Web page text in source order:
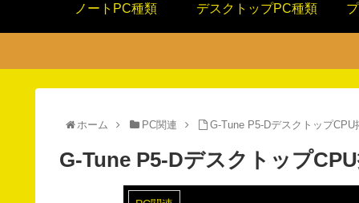
ノートPC種類 デスクトップPC種類
ホーム PC関連 G-Tune P5-Dデスクトップ
G-Tune P5-Dデスクトップ